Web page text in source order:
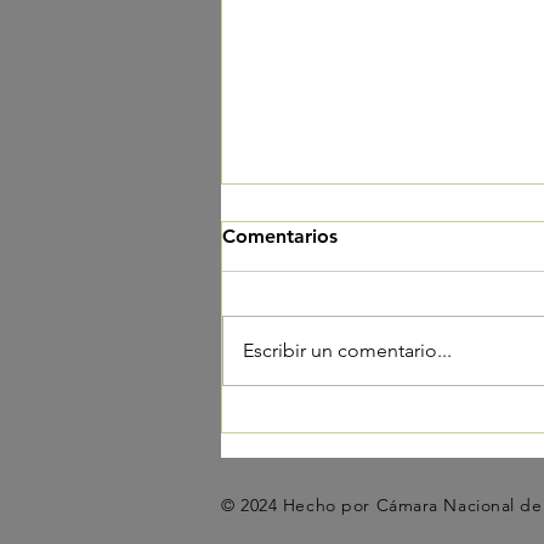
Coordinador Empresarial
Comentarios
Escribir un comentario...
© 2024 Hecho por Cámara Nacional